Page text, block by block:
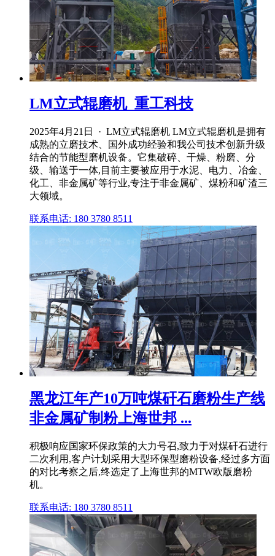
LM立式辊磨机_重工科技
2025年4月21日 · LM立式辊磨机 LM立式辊磨机是拥有
成熟的立磨技术、国外成功经验和我公司技术创新升级
结合的节能型磨机设备。它集破碎、干燥、粉磨、分
级、输送于一体,目前主要被应用于水泥、电力、冶金、
化工、非金属矿等行业,专注于非金属矿、煤粉和矿渣三
大领域。
联系电话: 180 3780 8511
黑龙江年产10万吨煤矸石磨粉生产线
非金属矿制粉上海世邦 ...
积极响应国家环保政策的大力号召,致力于对煤矸石进行
二次利用,客户计划采用大型环保型磨粉设备,经过多方面
的对比考察之后,终选定了上海世邦的MTW欧版磨粉
机。
联系电话: 180 3780 8511